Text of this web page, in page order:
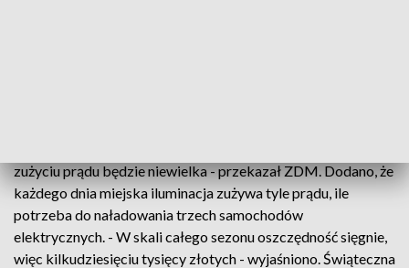
zużyciu prądu będzie niewielka - przekazał ZDM. Dodano, że
każdego dnia miejska iluminacja zużywa tyle prądu, ile
potrzeba do naładowania trzech samochodów
elektrycznych. - W skali całego sezonu oszczędność sięgnie,
więc kilkudziesięciu tysięcy złotych - wyjaśniono. Świąteczna